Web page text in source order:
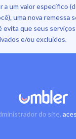
a um valor específico
uma nova remessa
evita que seus serviços
e/ou excluídos.
do site,